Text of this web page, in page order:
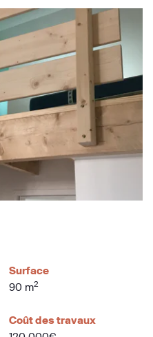
Surface
90 m2
Coût des travaux